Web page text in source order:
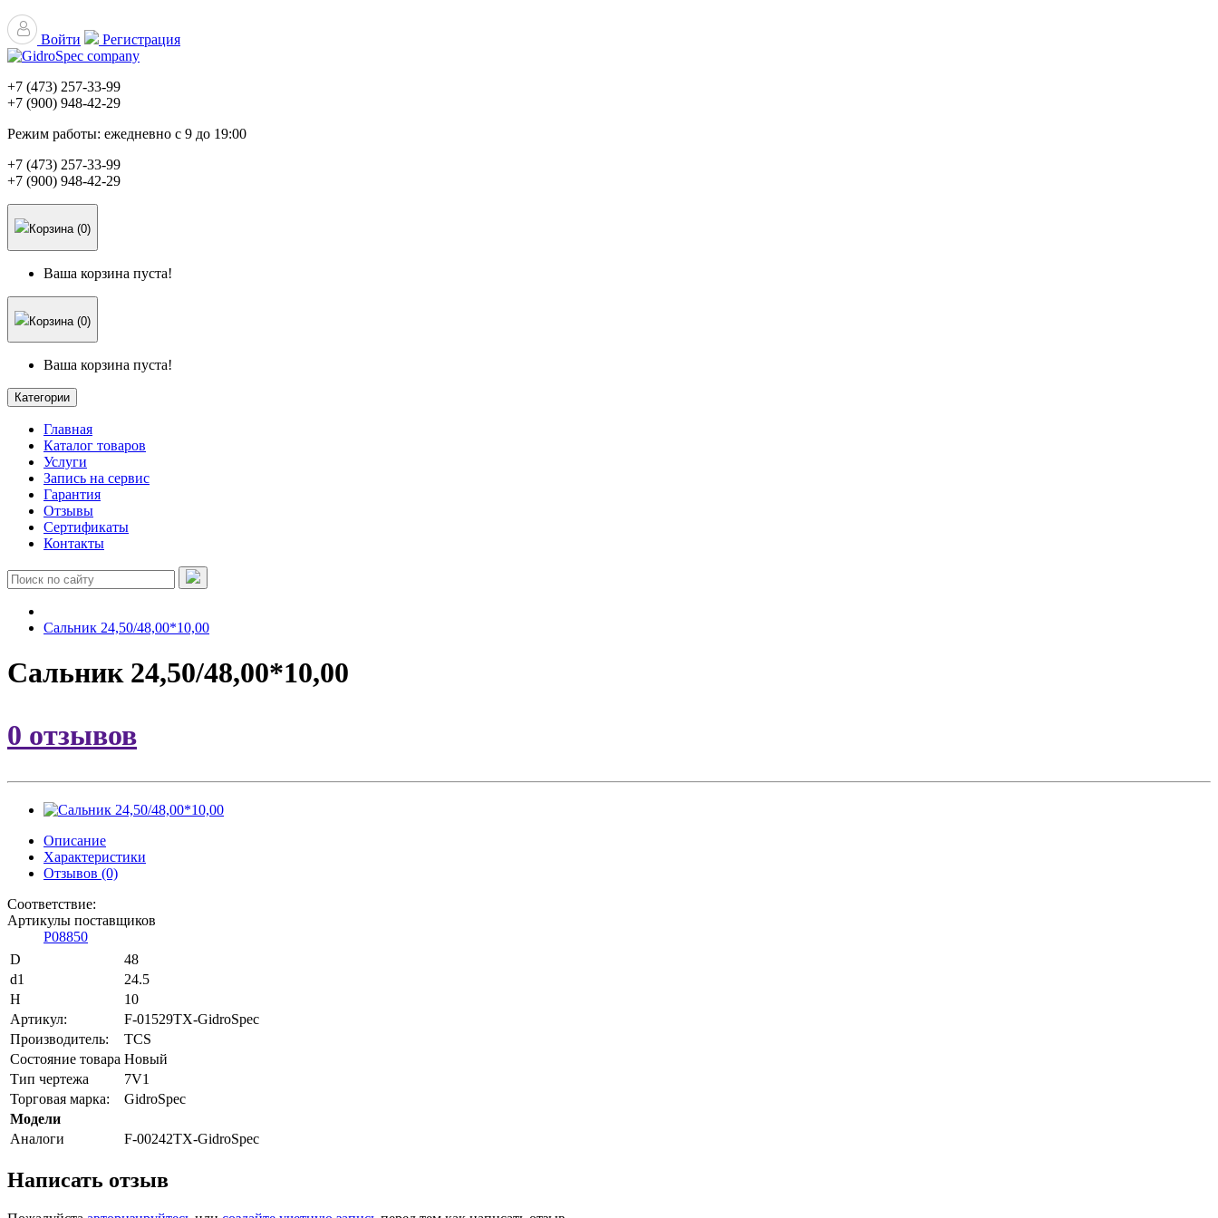
Войти Регистрация
+7 (473) 257-33-99
+7 (900) 948-42-29
Режим работы: ежедневно с 9 до 19:00
+7 (473) 257-33-99
+7 (900) 948-42-29
Корзина (0)
Ваша корзина пуста!
Корзина (0)
Ваша корзина пуста!
Категории
Главная
Каталог товаров
Услуги
Запись на сервис
Гарантия
Отзывы
Сертификаты
Контакты
Сальник 24,50/48,00*10,00
Сальник 24,50/48,00*10,00
0 отзывов
Описание
Характеристики
Отзывов (0)
Соответствие:
Артикулы поставщиков
P08850
D
48
d1
24.5
H
10
Артикул:
F-01529TX-GidroSpec
Производитель:
TCS
Состояние товара Новый
Тип чертежа
7V1
Торговая марка:
GidroSpec
Модели
Аналоги
F-00242TX-GidroSpec
Написать отзыв